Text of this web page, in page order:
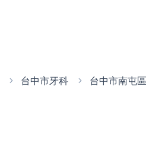
台中市牙科 台中市南屯